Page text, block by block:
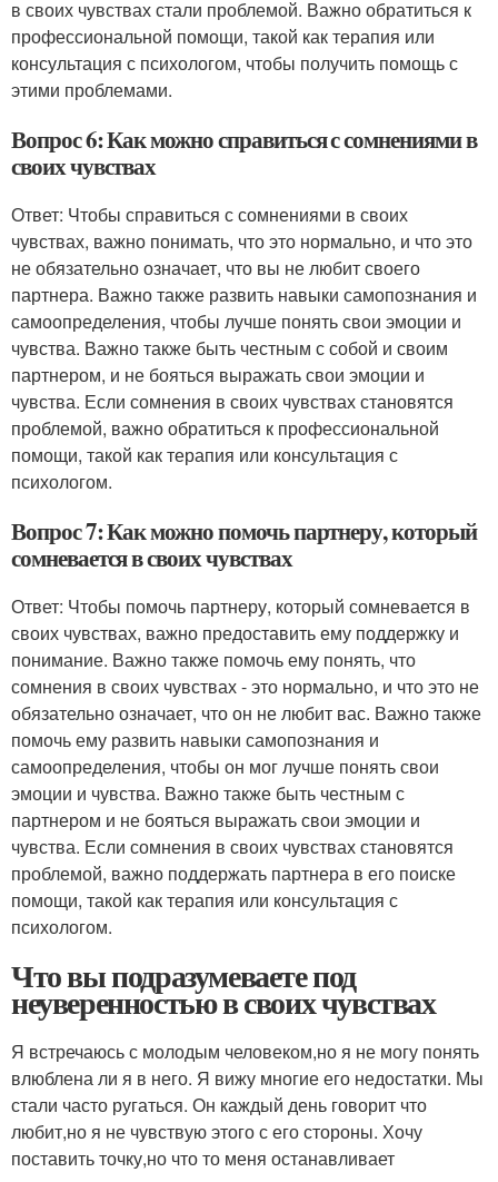
в своих чувствах стали проблемой. Важно обратиться к
профессиональной помощи, такой как терапия или
консультация с психологом, чтобы получить помощь с
этими проблемами.
Вопрос 6: Как можно справиться с сомнениями в
своих чувствах
Ответ: Чтобы справиться с сомнениями в своих
чувствах, важно понимать, что это нормально, и что это
не обязательно означает, что вы не любит своего
партнера. Важно также развить навыки самопознания и
самоопределения, чтобы лучше понять свои эмоции и
чувства. Важно также быть честным с собой и своим
партнером, и не бояться выражать свои эмоции и
чувства. Если сомнения в своих чувствах становятся
проблемой, важно обратиться к профессиональной
помощи, такой как терапия или консультация с
психологом.
Вопрос 7: Как можно помочь партнеру, который
сомневается в своих чувствах
Ответ: Чтобы помочь партнеру, который сомневается в
своих чувствах, важно предоставить ему поддержку и
понимание. Важно также помочь ему понять, что
сомнения в своих чувствах - это нормально, и что это не
обязательно означает, что он не любит вас. Важно также
помочь ему развить навыки самопознания и
самоопределения, чтобы он мог лучше понять свои
эмоции и чувства. Важно также быть честным с
партнером и не бояться выражать свои эмоции и
чувства. Если сомнения в своих чувствах становятся
проблемой, важно поддержать партнера в его поиске
помощи, такой как терапия или консультация с
психологом.
Что вы подразумеваете под
неуверенностью в своих чувствах
Я встречаюсь с молодым человеком,но я не могу понять
влюблена ли я в него. Я вижу многие его недостатки. Мы
стали часто ругаться. Он каждый день говорит что
любит,но я не чувствую этого с его стороны. Хочу
поставить точку,но что то меня останавливает